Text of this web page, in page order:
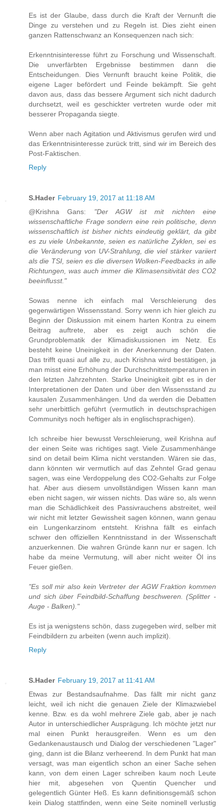
Es ist der Glaube, dass durch die Kraft der Vernunft die
Dinge zu verstehen und zu Regeln ist. Dies zieht einen
ganzen Rattenschwanz an Konsequenzen nach sich:
Erkenntnisinteresse führt zu Forschung und Wissenschaft.
Die unverfärbten Ergebnisse bestimmen dann die
Entscheidungen. Dies Vernunft braucht keine Politik, die
eigene Lager befördert und Feinde bekämpft. Sie geht
davon aus, dass das bessere Argument sich nicht dadurch
durchsetzt, weil es geschickter vertreten wurde oder mit
besserer Propaganda siegte.
Wenn aber nach Agitation und Aktivismus gerufen wird und
das Erkenntnisinteresse zurück tritt, sind wir im Bereich des
Post-Faktischen.
Reply
S.Hader February 19, 2017 at 11:18 AM
@Krishna Gans: "Der AGW ist mit nichten eine
wissenschaftliche Frage sondern eine rein politische, denn
wissenschaftlich ist bisher nichts eindeutig geklärt, da gibt
es zu viele Unbekannte, seien es natürliche Zyklen, sei es
die Veränderung von UV-Strahlung, die viel stärker variiert
als die TSI, seien es die diversen Wolken-Feedbacks in alle
Richtungen, was auch immer die Klimasensitivität des CO2
beeinflusst."
Sowas nenne ich einfach mal Verschleierung des
gegenwärtigen Wissensstand. Sorry wenn ich hier gleich zu
Beginn der Diskussion mit einem harten Kontra zu einem
Beitrag auftrete, aber es zeigt auch schön die
Grundproblematik der Klimadiskussionen im Netz. Es
besteht keine Uneinigkeit in der Anerkennung der Daten.
Das trifft quasi auf alle zu, auch Krishna wird bestätigen, ja
man misst eine Erhöhung der Durchschnittstemperaturen in
den letzten Jahrzehnten. Starke Uneinigkeit gibt es in der
Interpretationen der Daten und über den Wissensstand zu
kausalen Zusammenhängen. Und da werden die Debatten
sehr unerbittlich geführt (vermutlich in deutschsprachigen
Communitys noch heftiger als in englischsprachigen).
Ich schreibe hier bewusst Verschleierung, weil Krishna auf
der einen Seite was richtiges sagt. Viele Zusammenhänge
sind on detail beim Klima nicht verstanden. Wären sie das,
dann könnten wir vermutlich auf das Zehntel Grad genau
sagen, was eine Verdoppelung des CO2-Gehalts zur Folge
hat. Aber aus diesem unvollständigen Wissen kann man
eben nicht sagen, wir wissen nichts. Das wäre so, als wenn
man die Schädlichkeit des Passivrauchens abstreitet, weil
wir nicht mit letzter Gewissheit sagen können, wann genau
ein Lungenkarzinom entsteht. Krishna fällt es einfach
schwer den offiziellen Kenntnisstand in der Wissenschaft
anzuerkennen. Die wahren Gründe kann nur er sagen. Ich
habe da meine Vermutung, will aber nicht weiter Öl ins
Feuer gießen.
"Es soll mir also kein Vertreter der AGW Fraktion kommen
und sich über Feindbild-Schaffung beschweren. (Splitter -
Auge - Balken)."
Es ist ja wenigstens schön, dass zugegeben wird, selber mit
Feindbildern zu arbeiten (wenn auch implizit).
Reply
S.Hader February 19, 2017 at 11:41 AM
Etwas zur Bestandsaufnahme. Das fällt mir nicht ganz
leicht, weil ich nicht die genauen Ziele der Klimazwiebel
kenne. Bzw. es da wohl mehrere Ziele gab, aber je nach
Autor in unterschiedlicher Ausprägung. Ich möchte jetzt nur
mal einen Punkt herausgreifen. Wenn es um den
Gedankenaustausch und Dialog der verschiedenen "Lager"
ging, dann ist die Bilanz verheerend. In dem Punkt hat man
versagt, was man eigentlich schon an einer Sache sehen
kann, von dem einen Lager schreiben kaum noch Leute
hier mit, abgesehen von Quentin Quencher und
gelegentlich Günter Heß. Es kann definitionsgemäß schon
kein Dialog stattfinden, wenn eine Seite nominell verlustig